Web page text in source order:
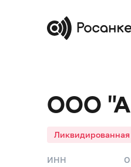
ООО
Ликвидированная
ИНН